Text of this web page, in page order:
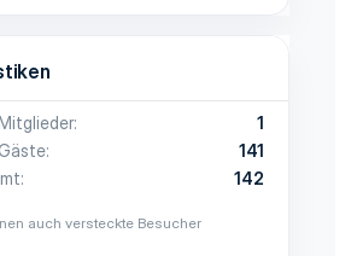
1
141
142
auch versteckte Besucher